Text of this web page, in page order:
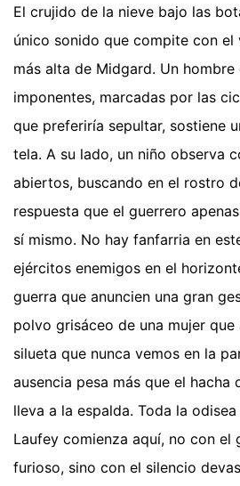
El crujido de la nieve bajo las
único sonido que compite con el
más alta de Midgard. Un hombre
imponentes, marcadas por las
que preferiría sepultar, sostiene
tela. A su lado, un niño observa
abiertos, buscando en el rostro
respuesta que el guerrero
sí mismo. No hay fanfarria en
ejércitos enemigos en el
guerra que anuncien una gran
polvo grisáceo de una mujer que
silueta que nunca vemos en la
ausencia pesa más que el hacha
lleva a la espalda. Toda la
Laufey comienza aquí, no con el
furioso, sino con el silencio